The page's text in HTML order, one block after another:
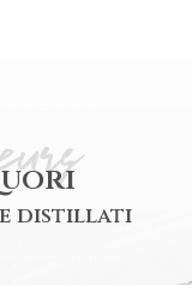
e distillati